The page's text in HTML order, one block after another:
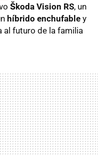
Škoda Vision RS, un
híbrido enchufable y
al futuro de la familia